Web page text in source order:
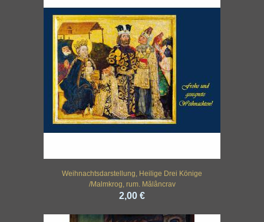
Weihnachtsdarstellung, Heilige Drei Könige
/Malmkrog, rum. Mălâncrav
2,00 €